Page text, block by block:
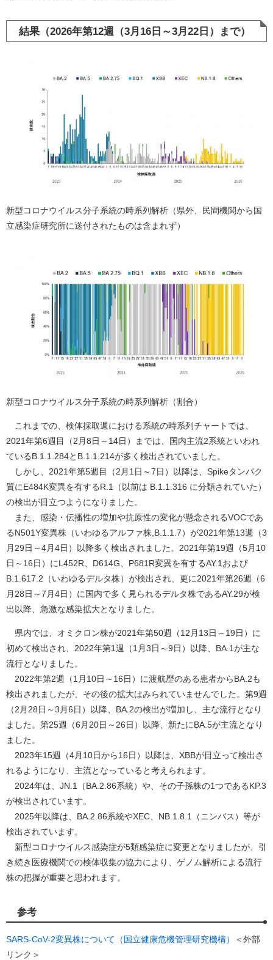
結果（2026年第12週（3月16日～3月22日）まで）
新型コロナウイルス分子系統の時系列解析（県外、民間機関から国
立感染症研究所に送付されたものは含まれず）
新型コロナウイルス分子系統の時系列解析（割合）
これまでの、検体採取週における系統の時系列チャートでは、
2021年第6週目（2月8日～14日）までは、国内主流2系統といわれ
ているB.1.1.284とB.1.1.214が多く検出されていました。
しかし、2021年第5週目（2月1日～7日）以降は、Spikeタンパク
質にE484K変異を有するR.1（以前は B.1.1.316 に分類されていた）
の検出が目立つようになりました。
また、感染・伝播性の増加や抗原性の変化が懸念されるVOCであ
るN501Y変異株（いわゆるアルファ株,B.1.1.7）が2021年第13週（3
月29日～4月4日）以降多く検出されました。2021年第19週（5月10
日～16日）にL452R、D614G、P681R変異を有するAY.1および
B.1.617.2（いわゆるデルタ株）が検出され、更に2021年第26週（6
月28日～7月4日）に国内で多く見られるデルタ株であるAY.29が検
出以降、急激な感染拡大となりました。
県内では、オミクロン株が2021年第50週（12月13日～19日）に
初めて検出され、2022年第1週（1月3日～9日）以降、BA.1が主な
流行となりました。
2022年第2週（1月10日～16日）に渡航歴のある患者からBA.2も
検出されましたが、その後の拡大はみられていませんでした。第9週
（2月28日～3月6日）以降、BA.2の検出が増加し、主な流行となり
ました。第25週（6月20日～26日）以降、新たにBA.5が主流となり
ました。
2023年15週（4月10日から16日）以降は、XBBが目立って検出さ
れるようになり、主流となっていると考えられます。
2024年は、JN.1（BA.2.86系統）や、その子孫株の1つであるKP.3
が検出されています。
2025年以降は、BA.2.86系統やXEC、NB.1.8.1（ニンバス）等が
検出されています。
新型コロナウイルス感染症が5類感染症に変更となりましたが、引
き続き医療機関での検体収集の協力により、ゲノム解析による流行
株の把握が重要と思われます。
参考
SARS-CoV-2変異株について（国立健康危機管理研究機構）
＜外部
リンク＞